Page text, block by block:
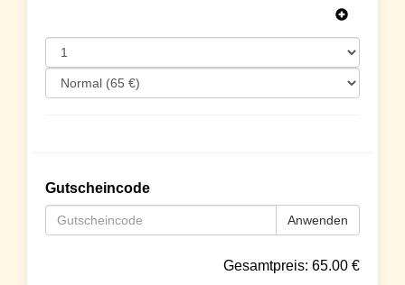
Gutscheincode
Anwenden
Gesamtpreis: 65.00 €